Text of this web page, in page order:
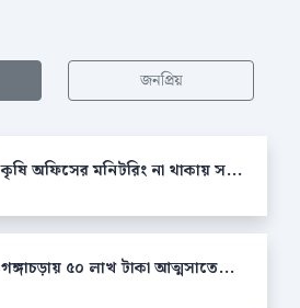
জনপ্রিয়
কৃষি অফিসের মনিটরিং না থাকায় স...
গঙ্গাচড়ায় ৫০ লাখ টাকা আত্মসাতে...